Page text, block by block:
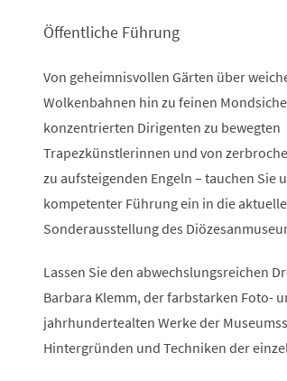
Öffentliche Führung
Von geheimnisvollen Gärten über
Wolkenbahnen hin zu feinen
konzentrierten Dirigenten zu bewegten
Trapezkünstlerinnen und von
zu aufsteigenden Engeln – tauchen Sie
kompetenter Führung ein in die aktuelle
Sonderausstellung des
Lassen Sie den abwechslungsreichen
Barbara Klemm, der farbstarken Foto-
jahrhundertealten Werke der
Hintergründen und Techniken der